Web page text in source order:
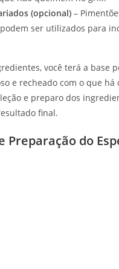
(opcional) –
ser utilizados para
você terá a base
e recheado com o que há
e preparo dos
final.
Preparação do